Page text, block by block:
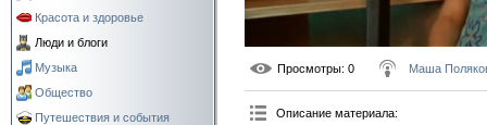
Красота и здоровье
Люди и блоги
Музыка
Общество
Путешествия и события
Просмотры: 0 Маша
Описание материала: